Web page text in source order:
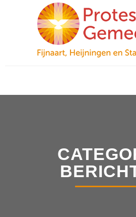
navigation